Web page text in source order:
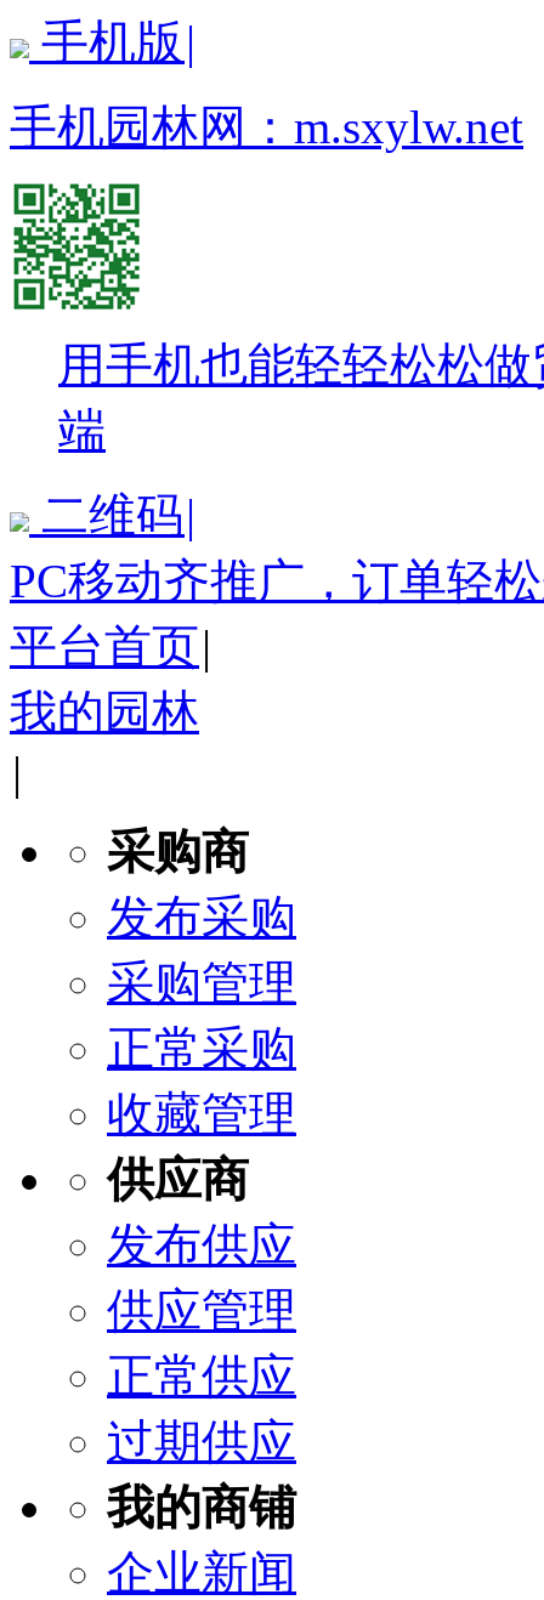
手机版 |
手机园林网： m.sxylw.net
用手机也能轻轻松松
端
二维码|
PC移动齐推广，订单轻
平台首页|
我的园林
|
采购商
发布采购
采购管理
正常采购
收藏管理
供应商
发布供应
供应管理
正常供应
过期供应
我的商铺
企业新闻